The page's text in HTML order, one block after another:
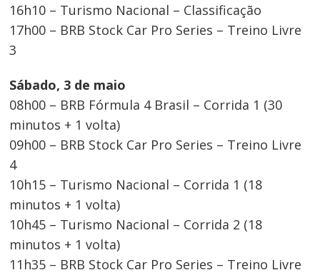
16h10 – Turismo Nacional – Classificação
17h00 – BRB Stock Car Pro Series – Treino Livre
3
Sábado, 3 de maio
08h00 – BRB Fórmula 4 Brasil – Corrida 1 (30
minutos + 1 volta)
09h00 – BRB Stock Car Pro Series – Treino Livre
4
10h15 – Turismo Nacional – Corrida 1 (18
minutos + 1 volta)
10h45 – Turismo Nacional – Corrida 2 (18
minutos + 1 volta)
11h35 – BRB Stock Car Pro Series – Treino Livre